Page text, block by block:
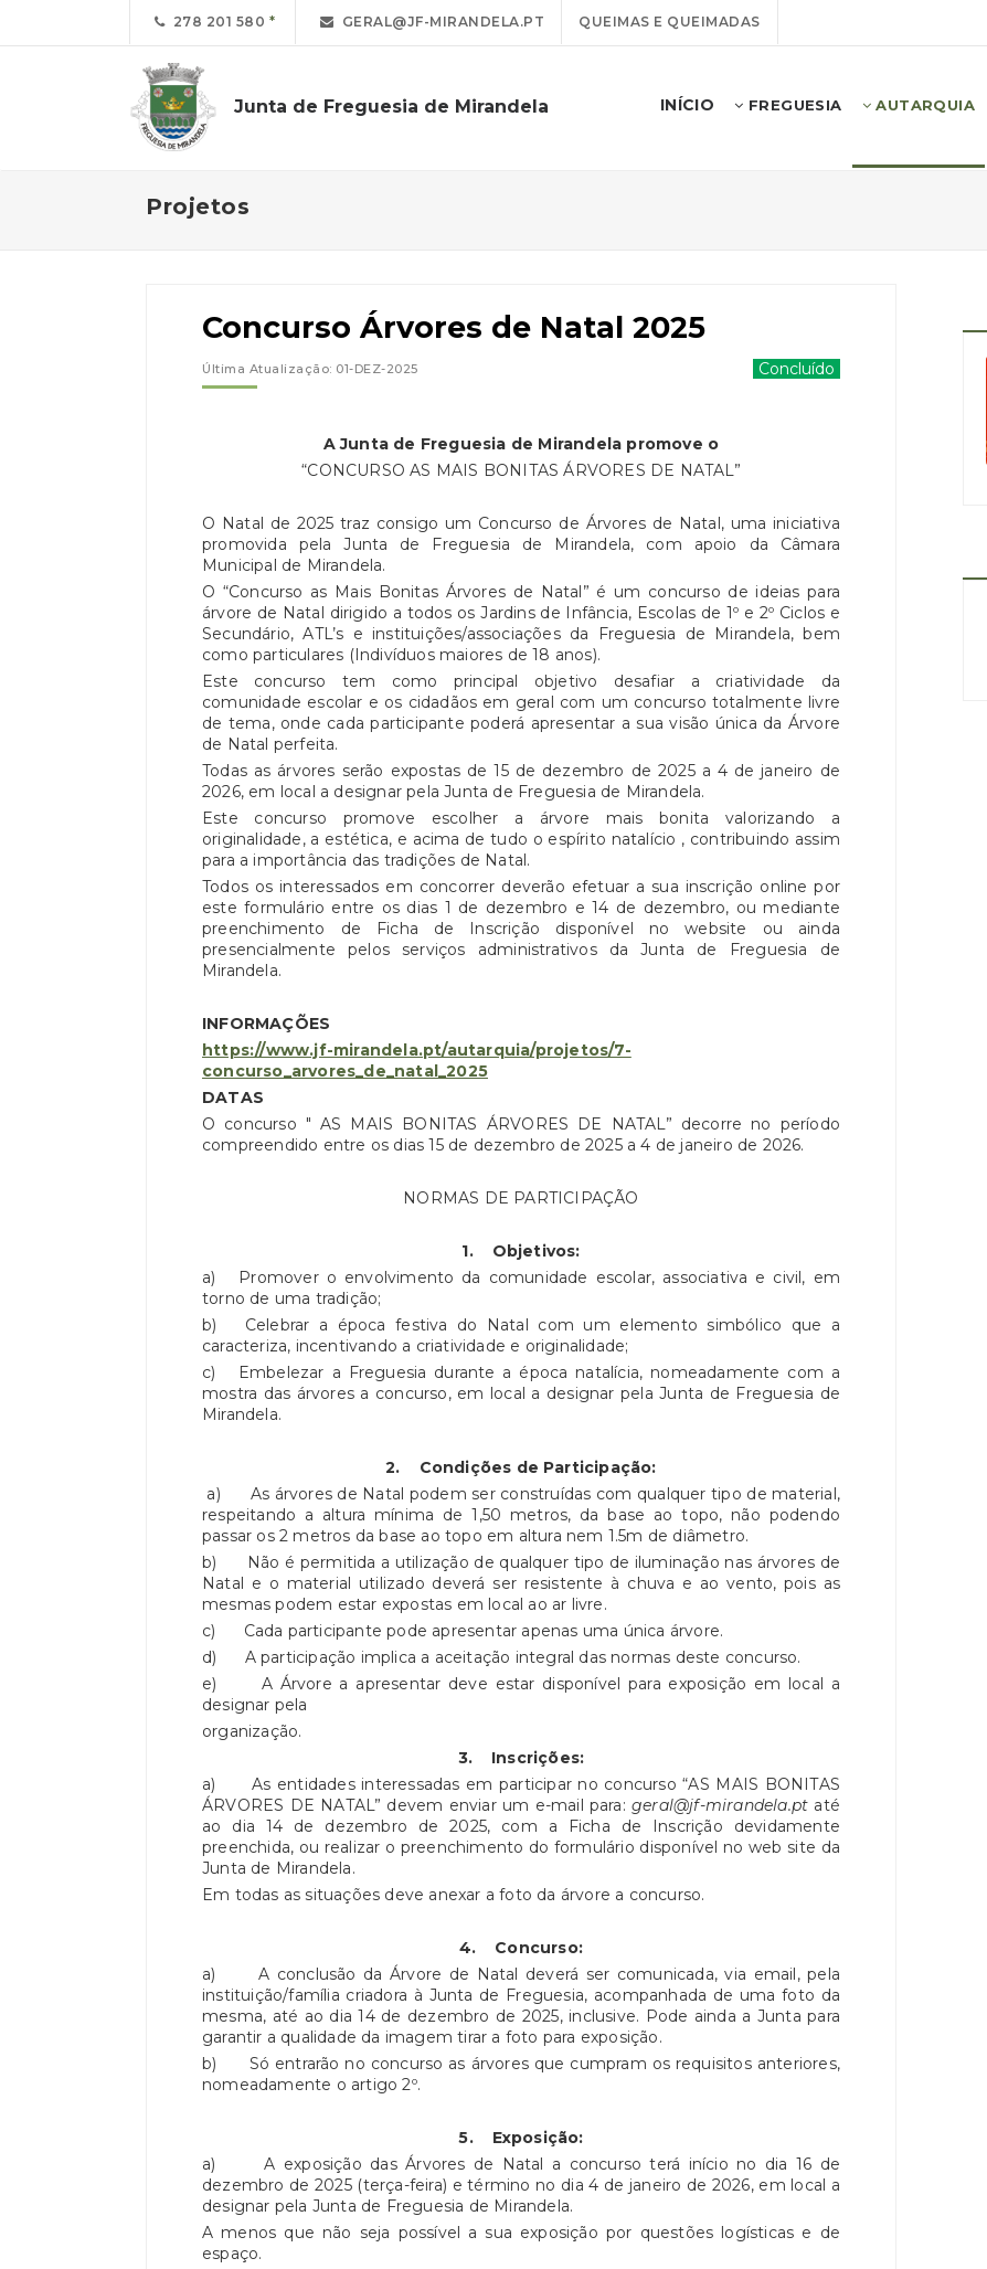
278 201 580 GERAL@JF-MIRANDELA.PT QUEIMAS E QUEIMADAS
Junta de Freguesia de Mirandela INÍCIO FREGUESIA AUTARQUIA
Projetos
Concurso Árvores de Natal 2025
Última Atualização: 01-DEZ-2025 Concluído
A Junta de Freguesia de Mirandela promove o
“CONCURSO AS MAIS BONITAS ÁRVORES DE NATAL”
O Natal de 2025 traz consigo um Concurso de Árvores de Natal, uma iniciativa
promovida pela Junta de Freguesia de Mirandela, com apoio da Câmara
Municipal de Mirandela.
O “Concurso as Mais Bonitas Árvores de Natal” é um concurso de ideias para
árvore de Natal dirigido a todos os Jardins de Infância, Escolas de 1º e 2º Ciclos e
Secundário, ATL’s e instituições/associações da Freguesia de Mirandela, bem
como particulares (Indivíduos maiores de 18 anos).
Este concurso tem como principal objetivo desafiar a criatividade da
comunidade escolar e os cidadãos em geral com um concurso totalmente livre
de tema, onde cada participante poderá apresentar a sua visão única da Árvore
de Natal perfeita.
Todas as árvores serão expostas de 15 de dezembro de 2025 a 4 de janeiro de
2026, em local a designar pela Junta de Freguesia de Mirandela.
Este concurso promove escolher a árvore mais bonita valorizando a
originalidade, a estética, e acima de tudo o espírito natalício , contribuindo assim
para a importância das tradições de Natal.
Todos os interessados em concorrer deverão efetuar a sua inscrição online por
este formulário entre os dias 1 de dezembro e 14 de dezembro, ou mediante
preenchimento de Ficha de Inscrição disponível no website ou ainda
presencialmente pelos serviços administrativos da Junta de Freguesia de
Mirandela.
INFORMAÇÕES
https://www.jf-mirandela.pt/autarquia/projetos/7-
concurso_arvores_de_natal_2025
DATAS
O concurso " AS MAIS BONITAS ÁRVORES DE NATAL” decorre no período
compreendido entre os dias 15 de dezembro de 2025 a 4 de janeiro de 2026.
NORMAS DE PARTICIPAÇÃO
1. Objetivos:
a) Promover o envolvimento da comunidade escolar, associativa e civil, em
torno de uma tradição;
b) Celebrar a época festiva do Natal com um elemento simbólico que a
caracteriza, incentivando a criatividade e originalidade;
c) Embelezar a Freguesia durante a época natalícia, nomeadamente com a
mostra das árvores a concurso, em local a designar pela Junta de Freguesia de
Mirandela.
2. Condições de Participação:
a) As árvores de Natal podem ser construídas com qualquer tipo de material,
respeitando a altura mínima de 1,50 metros, da base ao topo, não podendo
passar os 2 metros da base ao topo em altura nem 1.5m de diâmetro.
b) Não é permitida a utilização de qualquer tipo de iluminação nas árvores de
Natal e o material utilizado deverá ser resistente à chuva e ao vento, pois as
mesmas podem estar expostas em local ao ar livre.
c) Cada participante pode apresentar apenas uma única árvore.
d) A participação implica a aceitação integral das normas deste concurso.
e) A Árvore a apresentar deve estar disponível para exposição em local a
designar pela
organização.
3. Inscrições:
a) As entidades interessadas em participar no concurso “AS MAIS BONITAS
ÁRVORES DE NATAL” devem enviar um e-mail para:geral@jf-mirandela.pt até
ao dia 14 de dezembro de 2025, com a Ficha de Inscrição devidamente
preenchida, ou realizar o preenchimento do formulário disponível no web site da
Junta de Mirandela.
Em todas as situações deve anexar a foto da árvore a concurso.
4. Concurso:
a) A conclusão da Árvore de Natal deverá ser comunicada, via email, pela
instituição/família criadora à Junta de Freguesia, acompanhada de uma foto da
mesma, até ao dia 14 de dezembro de 2025, inclusive. Pode ainda a Junta para
garantir a qualidade da imagem tirar a foto para exposição.
b) Só entrarão no concurso as árvores que cumpram os requisitos anteriores,
nomeadamente o artigo 2º.
5. Exposição:
a) A exposição das Árvores de Natal a concurso terá início no dia 16 de
dezembro de 2025 (terça-feira) e término no dia 4 de janeiro de 2026, em local a
designar pela Junta de Freguesia de Mirandela.
A menos que não seja possível a sua exposição por questões logísticas e de
espaço.